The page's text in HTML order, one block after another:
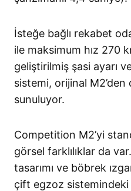
İsteğe bağlı rekabet
ile maksimum hız 270
geliştirilmiş şasi ayarı
sistemi, orijinal
sunuluyor.
Competition M2’yi
görsel farklılıklar da
tasarımı ve böbrek
çift egzoz